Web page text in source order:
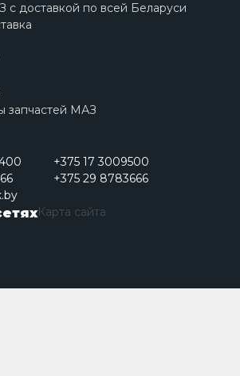
с доставкой по всей Беларуси
запчастей МАЗ
+375 17 3009500
+375 29 8783666
Карта сайта